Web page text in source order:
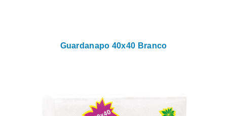
Guardanapo 40x40 Branco